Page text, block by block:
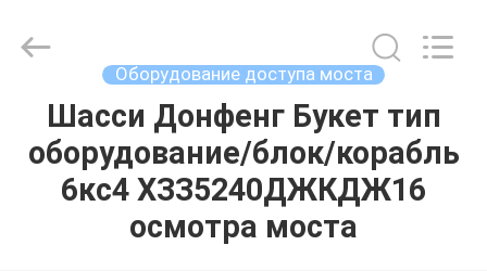
ДОМ
ПРОДУКТЫ
PURPOSE
VEHICLE
Оборудование доступа моста
Шасси Донфенг Букет тип
оборудование/блок/корабль
6кс4 ХЗЗ5240ДЖКДЖ16
осмотра моста